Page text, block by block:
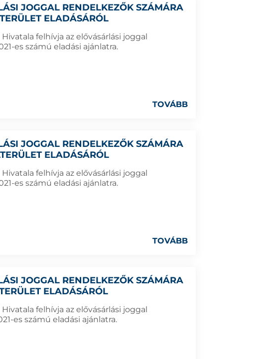
JOGGAL RENDELKEZŐK SZÁMÁRA
ELADÁSÁRÓL
felhívja az elővásárlási joggal
es számú eladási ajánlatra.
TOVÁBB
JOGGAL RENDELKEZŐK SZÁMÁRA
ELADÁSÁRÓL
felhívja az elővásárlási joggal
es számú eladási ajánlatra.
TOVÁBB
JOGGAL RENDELKEZŐK SZÁMÁRA
ELADÁSÁRÓL
felhívja az elővásárlási joggal
es számú eladási ajánlatra.